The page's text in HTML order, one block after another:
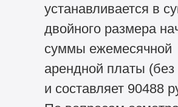
устанавливается в
двойного размера
суммы ежемесячной
арендной платы
и составляет 90488